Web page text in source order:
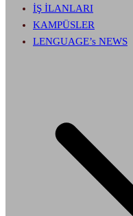
İŞ İLANLARI
KAMPÜSLER
LENGUAGE’s NEWS